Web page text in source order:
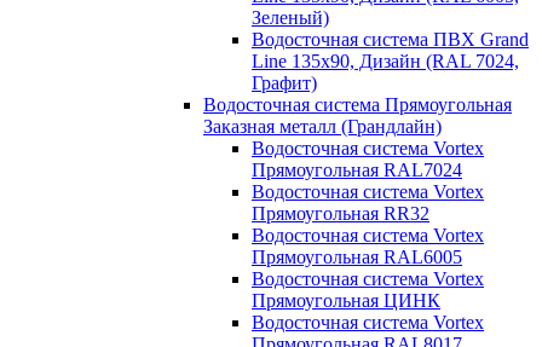
Зеленый)
Водосточная система ПВХ Grand
Line 135х90, Дизайн (RAL 7024,
Графит)
Водосточная система Прямоугольная
Заказная металл (Грандлайн)
Водосточная система Vortex
Прямоугольная RAL7024
Водосточная система Vortex
Прямоугольная RR32
Водосточная система Vortex
Прямоугольная RAL6005
Водосточная система Vortex
Прямоугольная ЦИНК
Водосточная система Vortex